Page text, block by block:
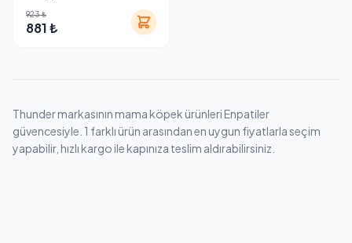
923 ₺
881 ₺
Thunder markasının mama köpek ürünleri Enpatiler
güvencesiyle. 1 farklı ürün arasından en uygun fiyatlarla seçim
yapabilir, hızlı kargo ile kapınıza teslim aldırabilirsiniz.